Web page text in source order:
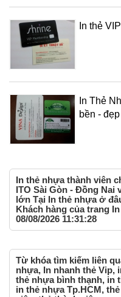
In thẻ
In Thẻ
bền -
In thẻ nhựa thành viên
ITO Sài Gòn - Đồng
lớn Tại In thẻ nhựa ở
Khách hàng của trang
08/08/2026 11:31:28
Từ khóa tìm kiếm liên
nhựa, In nhanh thẻ Vip,
thẻ nhựa bình thạnh, in
in thẻ nhựa Tp.HCM,